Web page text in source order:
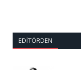
EDITÖRDEN